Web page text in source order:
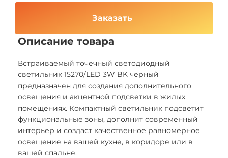
Заказать
Описание товара
Встраиваемый точечный светодиодный
светильник 15270/LED 3W BK черный
предназначен для создания дополнительного
освещения и акцентной подсветки в жилых
помещениях. Компактный светильник подсветит
функциональные зоны, дополнит современный
интерьер и создаст качественное равномерное
освещение на вашей кухне, в коридоре или в
вашей спальне.